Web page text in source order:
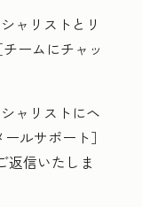
ャリストとリ
ームにチャッ
ャリストにヘ
ルサポート］
返信いたしま